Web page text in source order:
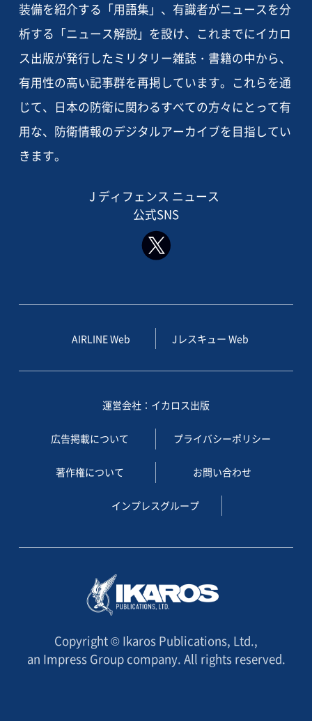
装備を紹介する「用語集」、有識者がニュースを分
析する「ニュース解説」を設け、これまでにイカロ
ス出版が発行したミリタリー雑誌・書籍の中から、
有用性の高い記事群を再掲しています。これらを通
じて、日本の防衛に関わるすべての方々にとって有
用な、防衛情報のデジタルアーカイブを目指してい
きます。
J ディフェンス ニュース
公式SNS
AIRLINE Web Jレスキュー Web
運営会社：イカロス出版
広告掲載について プライバシーポリシー
著作権について お問い合わせ
インプレスグループ
Copyright © Ikaros Publications, Ltd.,
an Impress Group company. All rights reserved.